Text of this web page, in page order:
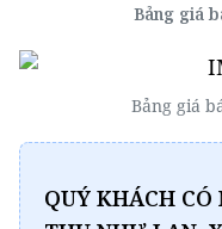
Bảng giá
Bảng giá
QUÝ KHÁCH CÓ